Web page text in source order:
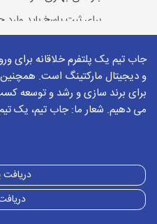
برای ثبت پاسخ باید وارد
بهزاد میرزازاده 03
این مورد به خود
برای ثبت پاسخ باید
تبلیغ در
جاب تیم یک پلتفرم خلاقانه برای
و دیجیتال مارکتینگ است.
برای برند سازی و رشد و توسعه کسب
می دهیم. شعار ما: جاب تیم، یک
دریافت